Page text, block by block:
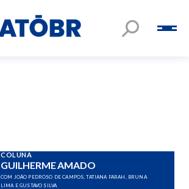
COLUNA
GUILHERME AMADO
COM JOÃO PEDROSO DE CAMPOS, TATIANA FARAH, BRUNA
LIMA E GUSTAVO SILVA